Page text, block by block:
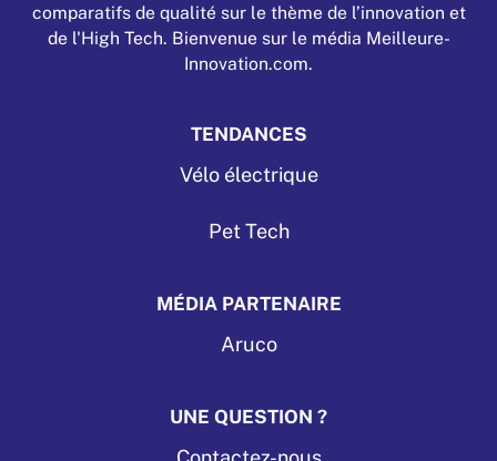
comparatifs de qualité sur le thème de l’innovation et
de l'High Tech. Bienvenue sur le média Meilleure-
Innovation.com.
TENDANCES
Vélo électrique
Pet Tech
MÉDIA PARTENAIRE
Aruco
UNE QUESTION ?